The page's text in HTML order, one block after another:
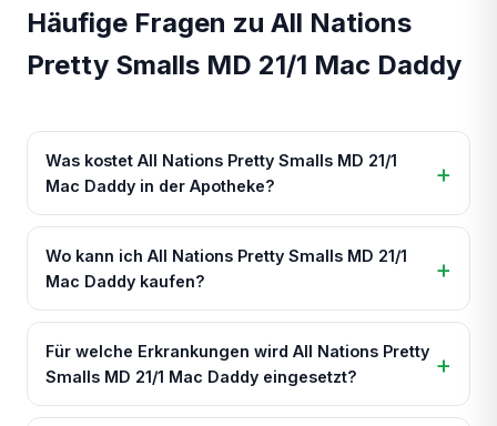
Häufige Fragen zu All Nations
Pretty Smalls MD 21/1 Mac Daddy
Was kostet All Nations Pretty Smalls MD 21/1
Mac Daddy in der Apotheke?
Wo kann ich All Nations Pretty Smalls MD 21/1
Mac Daddy kaufen?
Für welche Erkrankungen wird All Nations Pretty
Smalls MD 21/1 Mac Daddy eingesetzt?